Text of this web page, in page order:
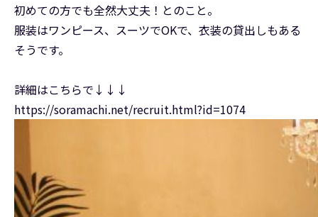
初めての方でも全然大丈夫！とのこと。
服装はワンピース、スーツでOKで、衣装の貸出しもある
そうです。
詳細はこちらで↓↓↓
https://soramachi.net/recruit.html?id=1074